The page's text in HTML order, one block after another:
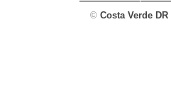
© Costa Verde DR